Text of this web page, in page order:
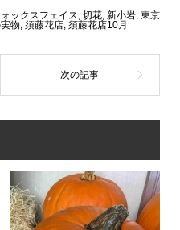
ックスフェイス, 切花, 新小岩, 東京
物, 須藤花店, 須藤花店10月